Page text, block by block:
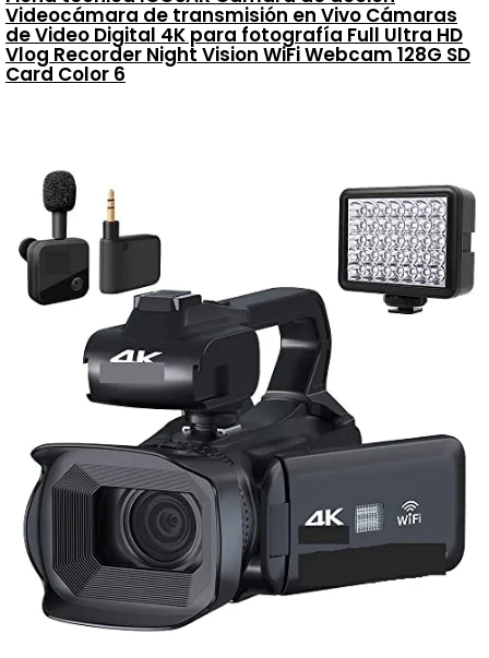
Videocámara de transmisión en Vivo Cámaras
de Video Digital 4K para fotografía Full Ultra HD
Vlog Recorder Night Vision WiFi Webcam 128G SD
Card Color 6